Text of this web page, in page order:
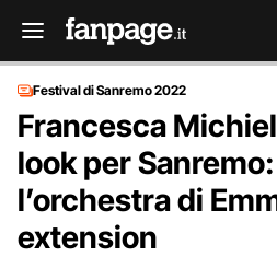
Festival di Sanremo 2022
Francesca
look per
l’orchestra di
extension